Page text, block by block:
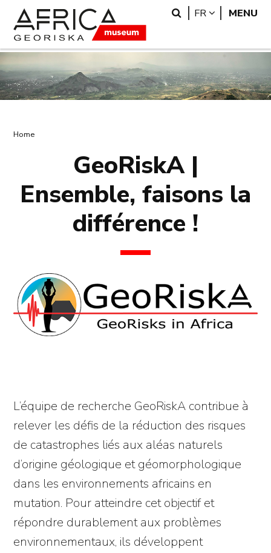
main
content
search
Search
FR LANGUAGE
MENU
Breadcrumb
Home
GeoRiskA |
Ensemble, faisons la
différence !
L’équipe de recherche GeoRiskA contribue à
relever les défis de la réduction des risques
de catastrophes liés aux aléas naturels
d’origine géologique et géomorphologique
dans les environnements africains en
mutation. Pour atteindre cet objectif et
répondre durablement aux problèmes
environnementaux, ils développent